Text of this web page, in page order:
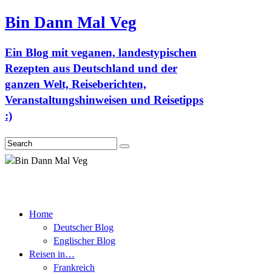
Bin Dann Mal Veg
Ein Blog mit veganen, landestypischen
Rezepten aus Deutschland und der
ganzen Welt, Reiseberichten,
Veranstaltungshinweisen und Reisetipps
:)
Search
Home
Deutscher Blog
Englischer Blog
Reisen in…
Frankreich